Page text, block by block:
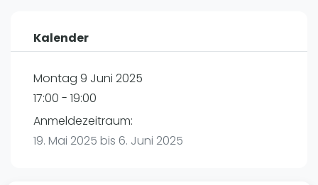
International
Ranking
Männer
Frauen
Kalender
Montag 9 Juni 2025
17:00 - 19:00
Anmeldezeitraum:
19. Mai 2025 bis 6. Juni 2025